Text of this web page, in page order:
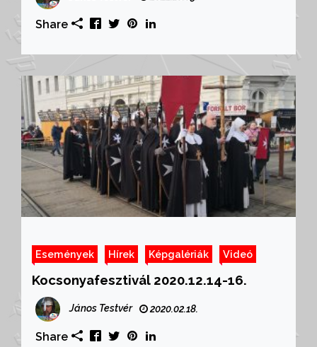
Share
Események Hírek Képgalériák Videó
Kocsonyafesztivál 2020.12.14-16.
János Testvér 2020.02.18.
Share